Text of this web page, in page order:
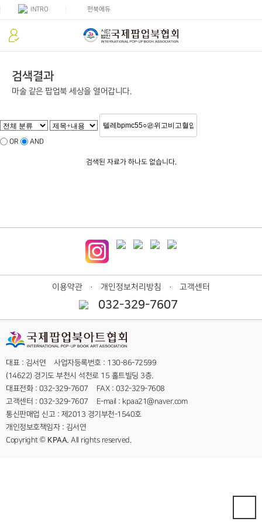
INTRO 펀북에듀
검색결과
마술 같은 팝업북 세상을 열어갑니다.
OR AND
검색된 자료가 하나도 없습니다.
이용약관 ㆍ 개인정보처리방침 ㆍ 고객센터
032-329-7607
대표 : 김서연 사업자등록번호 : 130-86-72599
(14622) 경기도 부천시 석천로 15 홀트빌딩 3층.
대표전화 : 032-329-7607 FAX : 032-329-7608
고객센터 : 032-329-7607 E-mail : kpaa21@naver.com
통신판매업 신고 : 제2013 경기부천-1540호
개인정보호책임자 : 김서연
Copyright © KPAA. All rights reserved.